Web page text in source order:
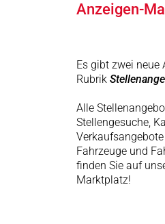
Anzeigen-
Es gibt zwei neue
Rubrik
Alle
Stellengesuche,
Fahrzeuge und
finden Sie auf
Marktplatz!